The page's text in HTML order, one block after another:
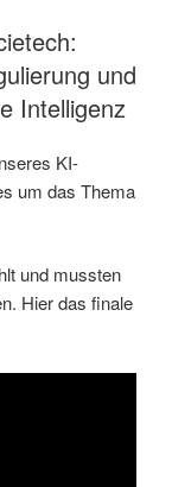
und
Intelligenz
KI-
um das Thema
und mussten
Hier das finale